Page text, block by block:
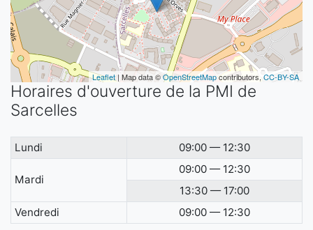
Leaflet | Map data ©OpenStreetMapcontributors, CC-BY-SA
Horaires d'ouverture de la PMI de
Sarcelles
Lundi 09:00 — 12:30
Mardi
09:00 — 12:30
13:30 — 17:00
Vendredi
09:00 — 12:30